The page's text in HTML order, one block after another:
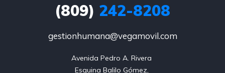
(809) 242-8208
gestionhumana@vegamovil.com
Avenida Pedro A. Rivera
Esquina Balilo Gómez,